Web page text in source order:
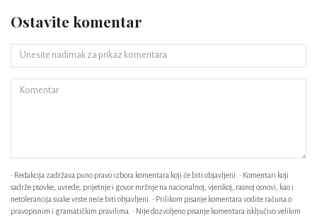
Ostavite komentar
• Redakcija zadržava puno pravo izbora komentara koji će biti objavljeni. • Komentari koji
sadrže psovke, uvrede, prijetnje i govor mržnje na nacionalnoj, vjerskoj, rasnoj osnovi, kao i
netolerancija svake vrste neće biti objavljeni. • Prilikom pisanje komentara vodite računa o
pravopisnim i gramatičkim pravilima. • Nije dozvoljeno pisanje komentara isključivo velikim